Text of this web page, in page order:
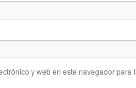
y web en este navegador para